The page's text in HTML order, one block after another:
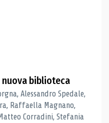
nuova biblioteca
Alessandro Spedale,
Raffaella Magnano,
Corradini, Stefania